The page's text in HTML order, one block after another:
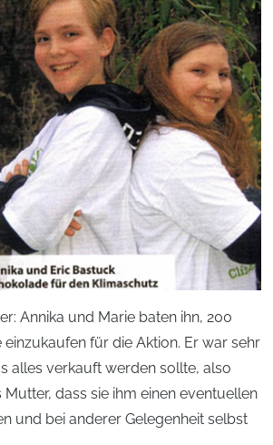
Annika und Marie baten ihn, 200
einzukaufen für die Aktion. Er war sehr
alles verkauft werden sollte, also
dass sie ihm einen eventuellen
und bei anderer Gelegenheit selbst